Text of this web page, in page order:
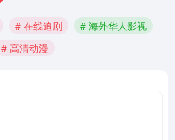
# 在线追剧
# 海外华人影视
# 高清动漫